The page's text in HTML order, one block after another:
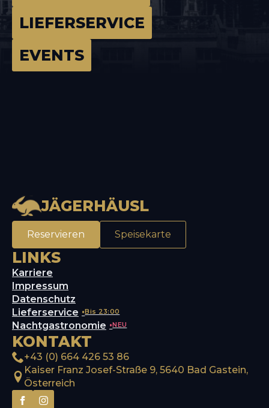
LIEFERSERVICE
EVENTS
JÄGERHÄUSL
Reservieren Speisekarte
LINKS
Karriere
Impressum
Datenschutz
Lieferservice
Bis 23:00
Nachtgastronomie NEU
KONTAKT
+43 (0) 664 426 53 86
Kaiser Franz Josef-Straße 9, 5640 Bad Gastein,
Österreich